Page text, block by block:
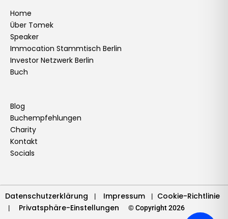
e
b
o
o
k
a
g
r
a
i
n
b
e
Home
Über Tomek
Speaker
Immocation Stammtisch Berlin
Investor Netzwerk Berlin
Buch
Blog
Buchempfehlungen
Charity
Kontakt
Socials
Datenschutzerklärung | Impressum | Cookie-Richtlinie
| Privatsphäre-Einstellungen © Copyright 2026